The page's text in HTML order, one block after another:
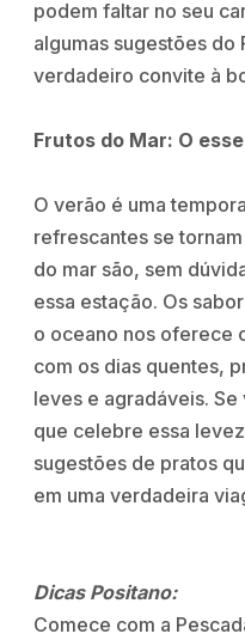
podem faltar no seu
algumas sugestões do
verdadeiro convite à
Frutos do Mar: O
O verão é uma
refrescantes se
do mar são, sem
essa estação. Os
o oceano nos oferece
com os dias quentes,
leves e agradáveis.
que celebre essa
sugestões de pratos
em uma verdadeira
Dicas Positano:
Comece com a